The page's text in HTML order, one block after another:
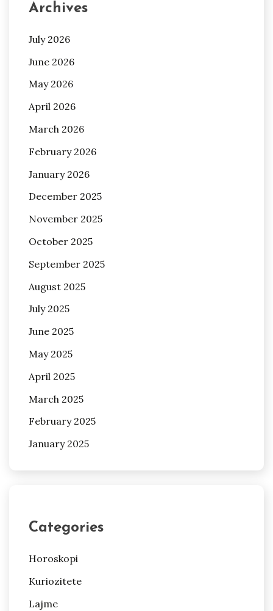
Archives
July 2026
June 2026
May 2026
April 2026
March 2026
February 2026
January 2026
December 2025
November 2025
October 2025
September 2025
August 2025
July 2025
June 2025
May 2025
April 2025
March 2025
February 2025
January 2025
Categories
Horoskopi
Kuriozitete
Lajme